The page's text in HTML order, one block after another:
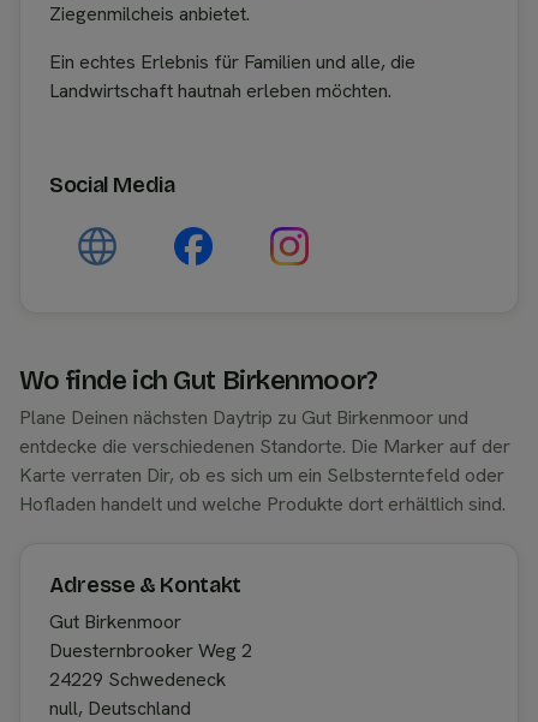
Ziegenmilcheis anbietet.
Ein echtes Erlebnis für Familien und alle, die
Landwirtschaft hautnah erleben möchten.
Social Media
Wo finde ich Gut Birkenmoor?
Plane Deinen nächsten Daytrip zu Gut Birkenmoor und
entdecke die verschiedenen Standorte. Die Marker auf der
Karte verraten Dir, ob es sich um ein Selbsterntefeld oder
Hofladen handelt und welche Produkte dort erhältlich sind.
Adresse & Kontakt
Gut Birkenmoor
Duesternbrooker Weg 2
24229 Schwedeneck
null, Deutschland